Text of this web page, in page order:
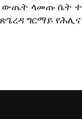
ውጤት ላመጡ ሴት
ግርማይ የሕሊና